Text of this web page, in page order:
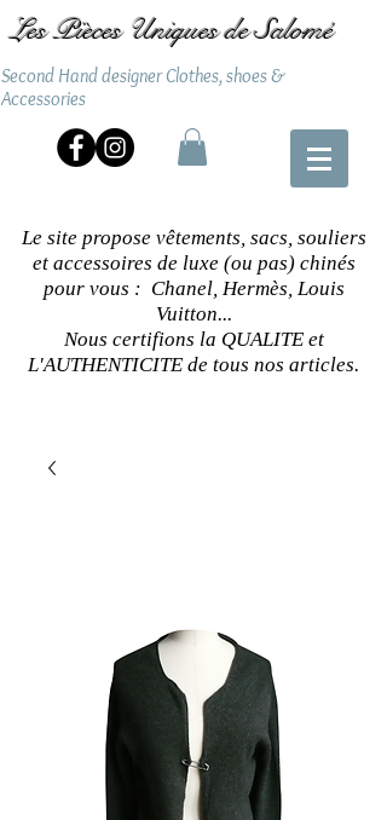
Les Pièces Uniques de Salomé
Second Hand designer Clothes, shoes &
Accessories
Le site propose vêtements, sacs, souliers
et accessoires de luxe (ou pas) chinés
pour vous : Chanel, Hermès, Louis
Vuitton...
Nous certifions la QUALITE et
L'AUTHENTICITE de tous nos articles.